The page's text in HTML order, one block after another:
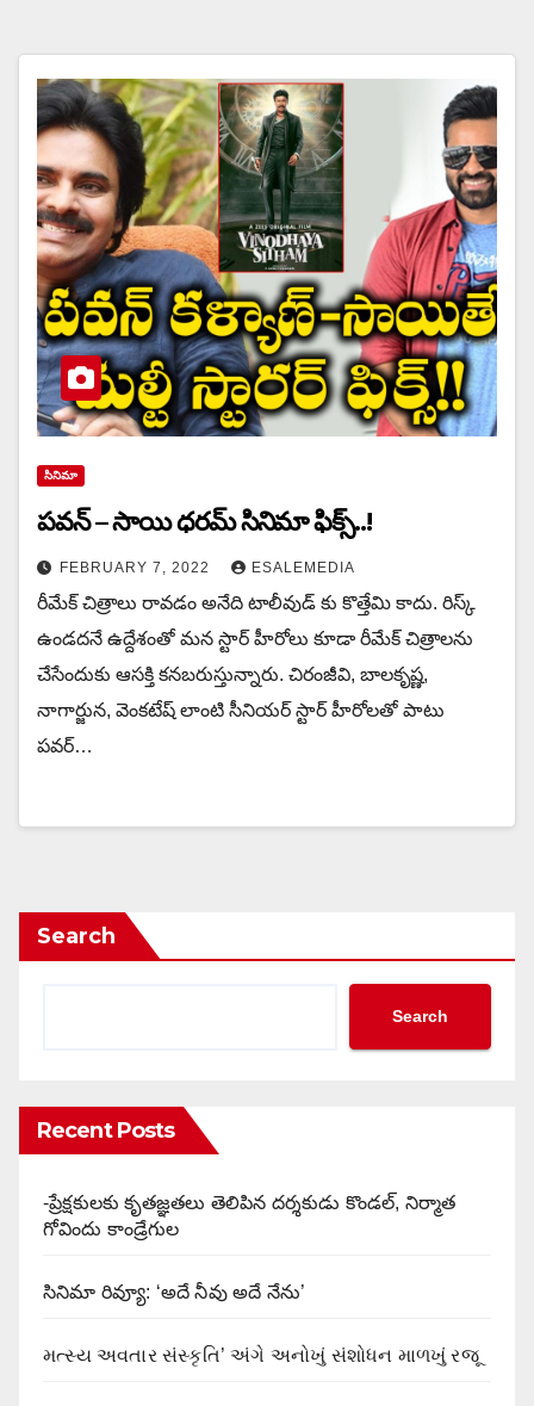
సినిమా
పవన్ – సాయి ధరమ్ సినిమా ఫిక్స్..!
FEBRUARY 7, 2022 ESALEMEDIA
రీమేక్ చిత్రాలు రావడం అనేది టాలీవుడ్ కు కొత్తేమి కాదు. రిస్క్
ఉండదనే ఉద్దేశంతో మన స్టార్ హీరోలు కూడా రీమేక్ చిత్రాలను
చేసేందుకు ఆసక్తి కనబరుస్తున్నారు. చిరంజీవి, బాలకృష్ణ,
నాగార్జున, వెంకటేష్ లాంటి సీనియర్ స్టార్ హీరోలతో పాటు
పవర్…
Search
Search
Recent Posts
-ప్రేక్షకులకు కృతజ్ఞతలు తెలిపిన దర్శకుడు కొండల్, నిర్మాత
గోవిందు కాండ్రేగుల
సినిమా రివ్యూ: ‘అదే నీవు అదే నేను’
મત્સ્ય અવતાર સંસ્કૃતિ’ અંગે અનોખું સંશોધન માળખું રજૂ